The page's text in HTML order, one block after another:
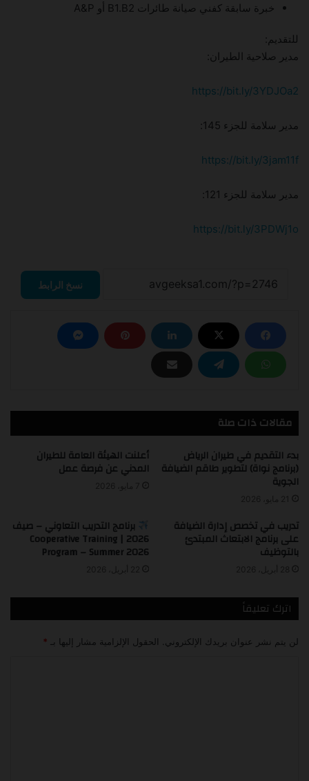
خبرة سابقة كفني صيانة طائرات B1.B2 أو A&P
للتقديم:
مدير صلاحية الطيران:
https://bit.ly/3YDJOa2
مدير سلامة للجزء 145:
https://bit.ly/3jam11f
مدير سلامة للجزء 121:
https://bit.ly/3PDWj1o
نسخ الرابط
مقالات ذات صلة
بدء التقديم في طيران الرياض
(برنامج نواة) لتطوير طاقم الضيافة
الجوية
أعلنت الهيئة العامة للطيران
المدني عن فرصة عمل
تدريب في تخصص إدارة الضيافة
على برنامج الابتعاث المبتدئ
بالتوظيف
برنامج التدريب التعاوني – صيف
2026 | Cooperative Training
Program – Summer 2026
اترك تعليقاً
لن يتم نشر عنوان بريدك الإلكتروني. الحقول الإلزامية مشار إليها بـ *